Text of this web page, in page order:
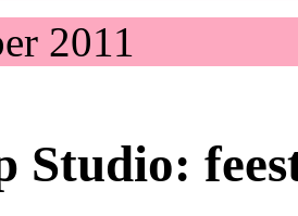
2011
Studio: